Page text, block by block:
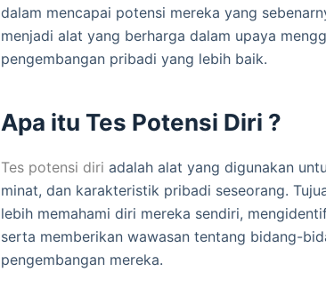
dalam mencapai potensi mereka yang
menjadi alat yang berharga dalam upaya
pengembangan pribadi yang lebih baik.
Apa itu Tes Potensi Diri ?
Tes potensi diri adalah alat yang digunakan
minat, dan karakteristik pribadi seseorang.
lebih memahami diri mereka sendiri,
serta memberikan wawasan tentang bidang-
pengembangan mereka.